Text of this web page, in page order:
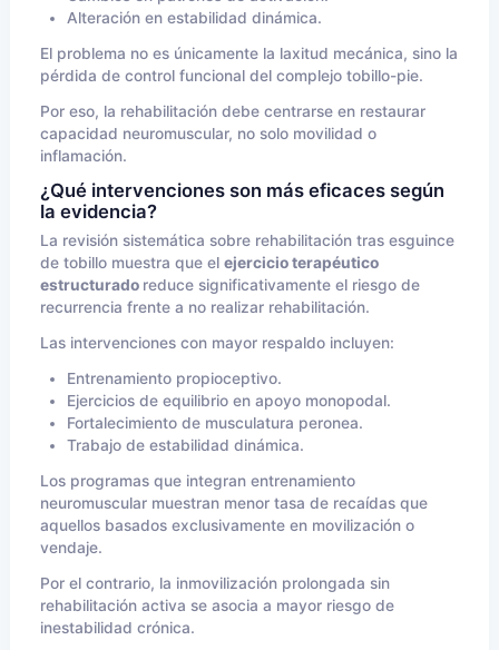
Alteración en estabilidad dinámica.
El problema no es únicamente la laxitud mecánica, sino la
pérdida de control funcional del complejo tobillo-pie.
Por eso, la rehabilitación debe centrarse en restaurar
capacidad neuromuscular, no solo movilidad o
inflamación.
¿Qué intervenciones son más eficaces según
la evidencia?
La revisión sistemática sobre rehabilitación tras esguince
de tobillo muestra que el ejercicio terapéutico
estructurado reduce significativamente el riesgo de
recurrencia frente a no realizar rehabilitación.
Las intervenciones con mayor respaldo incluyen:
Entrenamiento propioceptivo.
Ejercicios de equilibrio en apoyo monopodal.
Fortalecimiento de musculatura peronea.
Trabajo de estabilidad dinámica.
Los programas que integran entrenamiento
neuromuscular muestran menor tasa de recaídas que
aquellos basados exclusivamente en movilización o
vendaje.
Por el contrario, la inmovilización prolongada sin
rehabilitación activa se asocia a mayor riesgo de
inestabilidad crónica.